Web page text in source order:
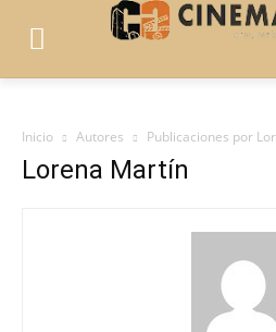
Inicio Autores Publicaciones por
Lorena Martín